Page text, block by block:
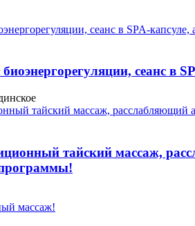
сеанс в
тайский массаж,